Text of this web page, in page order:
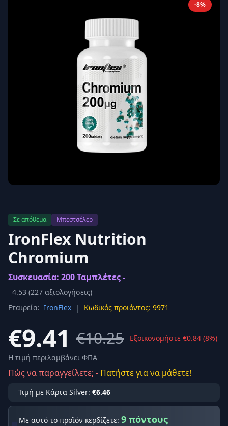
-8%
Σε απόθεμα Μπεστσέλερ
IronFlex Nutrition
Chromium
Συσκευασία: 200 Ταμπλέτες -
4.53 (227 αξιολογήσεις)
Εταιρεία: IronFlex | Κωδικός προϊόντος: 9971
€9.41 €10.25
Εξοικονομήστε €0.84 (8%)
Η τιμή περιλαμβάνει ΦΠΑ
Πώς να παραγγείλετε; - Πατήστε για να μάθετε!
Τιμή με Κάρτα Silver: €6.46
Με αυτό το προϊόν κερδίζετε: 9 πόντους
Ξεχάσατε τον κωδικό σας;
Δεν έχετε λογαριασμό; Εγγραφείτε εδώ